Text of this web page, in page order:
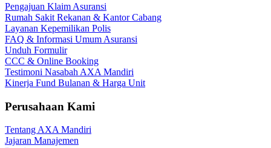
Pengajuan Klaim Asuransi
Rumah Sakit Rekanan & Kantor Cabang
Layanan Kepemilikan Polis
FAQ & Informasi Umum Asuransi
Unduh Formulir
CCC & Online Booking
Testimoni Nasabah AXA Mandiri
Kinerja Fund Bulanan & Harga Unit
Perusahaan Kami
Tentang AXA Mandiri
Jajaran Manajemen